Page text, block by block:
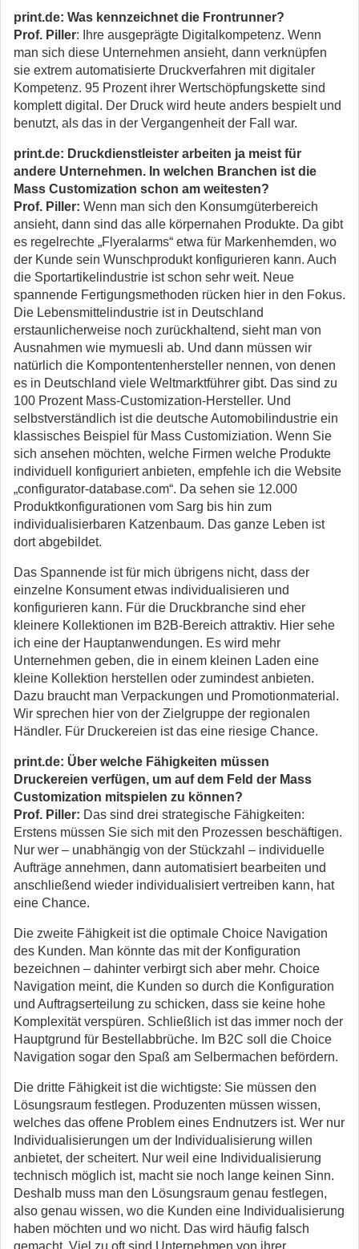
print.de: Was kennzeichnet die Frontrunner?
Prof. Piller: Ihre ausgeprägte Digitalkompetenz. Wenn
man sich diese Unternehmen ansieht, dann verknüpfen
sie extrem automatisierte Druckverfahren mit digitaler
Kompetenz. 95 Prozent ihrer Wertschöpfungskette sind
komplett digital. Der Druck wird heute anders bespielt und
benutzt, als das in der Vergangenheit der Fall war.
print.de: Druckdienstleister arbeiten ja meist für
andere Unternehmen. In welchen Branchen ist die
Mass Customization schon am weitesten?
Prof. Piller: Wenn man sich den Konsumgüterbereich
ansieht, dann sind das alle körpernahen Produkte. Da gibt
es regelrechte „Flyeralarms“ etwa für Markenhemden, wo
der Kunde sein Wunschprodukt konfigurieren kann. Auch
die Sportartikelindustrie ist schon sehr weit. Neue
spannende Fertigungsmethoden rücken hier in den Fokus.
Die Lebensmittelindustrie ist in Deutschland
erstaunlicherweise noch zurückhaltend, sieht man von
Ausnahmen wie mymuesli ab. Und dann müssen wir
natürlich die Kompontentenhersteller nennen, von denen
es in Deutschland viele Weltmarktführer gibt. Das sind zu
100 Prozent Mass-Customization-Hersteller. Und
selbstverständlich ist die deutsche Automobilindustrie ein
klassisches Beispiel für Mass Customiziation. Wenn Sie
sich ansehen möchten, welche Firmen welche Produkte
individuell konfiguriert anbieten, empfehle ich die Website
„configurator-database.com“. Da sehen sie 12.000
Produktkonfigurationen vom Sarg bis hin zum
individualisierbaren Katzenbaum. Das ganze Leben ist
dort abgebildet.
Das Spannende ist für mich übrigens nicht, dass der
einzelne Konsument etwas individualisieren und
konfigurieren kann. Für die Druckbranche sind eher
kleinere Kollektionen im B2B-Bereich attraktiv. Hier sehe
ich eine der Hauptanwendungen. Es wird mehr
Unternehmen geben, die in einem kleinen Laden eine
kleine Kollektion herstellen oder zumindest anbieten.
Dazu braucht man Verpackungen und Promotionmaterial.
Wir sprechen hier von der Zielgruppe der regionalen
Händler. Für Druckereien ist das eine riesige Chance.
print.de: Über welche Fähigkeiten müssen
Druckereien verfügen, um auf dem Feld der Mass
Customization mitspielen zu können?
Prof. Piller: Das sind drei strategische Fähigkeiten:
Erstens müssen Sie sich mit den Prozessen beschäftigen.
Nur wer – unabhängig von der Stückzahl – individuelle
Aufträge annehmen, dann automatisiert bearbeiten und
anschließend wieder individualisiert vertreiben kann, hat
eine Chance.
Die zweite Fähigkeit ist die optimale Choice Navigation
des Kunden. Man könnte das mit der Konfiguration
bezeichnen – dahinter verbirgt sich aber mehr. Choice
Navigation meint, die Kunden so durch die Konfiguration
und Auftragserteilung zu schicken, dass sie keine hohe
Komplexität verspüren. Schließlich ist das immer noch der
Hauptgrund für Bestellabbrüche. Im B2C soll die Choice
Navigation sogar den Spaß am Selbermachen befördern.
Die dritte Fähigkeit ist die wichtigste: Sie müssen den
Lösungsraum festlegen. Produzenten müssen wissen,
welches das offene Problem eines Endnutzers ist. Wer nur
Individualisierungen um der Individualisierung willen
anbietet, der scheitert. Nur weil eine Individualisierung
technisch möglich ist, macht sie noch lange keinen Sinn.
Deshalb muss man den Lösungsraum genau festlegen,
also genau wissen, wo die Kunden eine Individualisierung
haben möchten und wo nicht. Das wird häufig falsch
gemacht. Viel zu oft sind Unternehmen von ihrer